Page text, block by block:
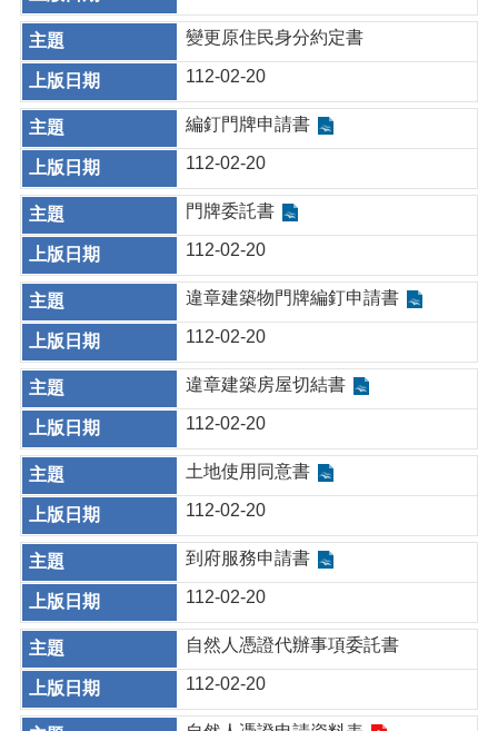
變更原住民身分約定書
112-02-20
編釘門牌申請書
112-02-20
門牌委託書
112-02-20
違章建築物門牌編釘申請書
112-02-20
違章建築房屋切結書
112-02-20
土地使用同意書
112-02-20
到府服務申請書
112-02-20
自然人憑證代辦事項委託書
112-02-20